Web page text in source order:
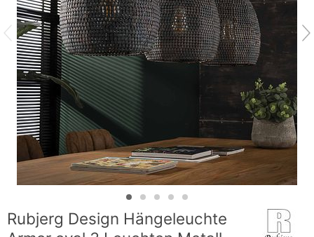
Rubjerg Design Hängeleuchte